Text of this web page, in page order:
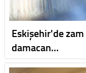
Eskişehir'de
damacan…